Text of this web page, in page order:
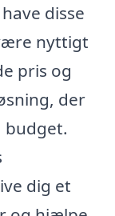
disse
nyttigt
pris og
der
budget.
dig et